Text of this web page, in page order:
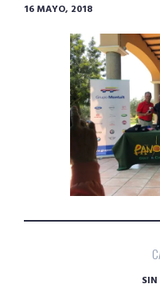
16 MAYO, 2018